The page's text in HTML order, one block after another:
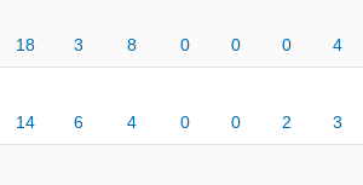
18 3 8 0 0 0 4
14 6 4 0 0 2 3